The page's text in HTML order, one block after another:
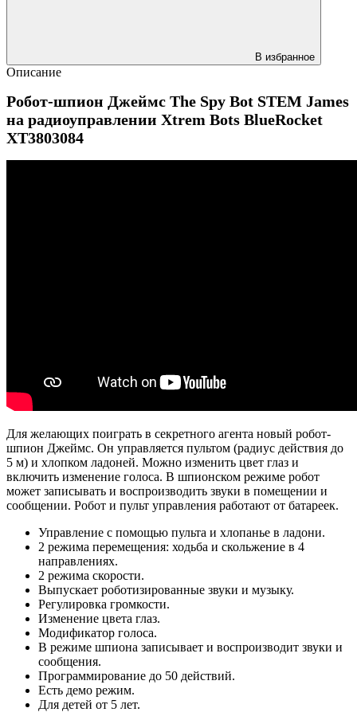
В избранное
Описание
Робот-шпион Джеймс The Spy Bot STEM James
на радиоуправлении Xtrem Bots BlueRocket
XT3803084
Для желающих поиграть в секретного агента новый робот-
шпион Джеймс. Он управляется пультом (радиус действия до
5 м) и хлопком ладоней. Можно изменить цвет глаз и
включить изменение голоса. В шпионском режиме робот
может записывать и воспроизводить звуки в помещении и
сообщении. Робот и пульт управления работают от батареек.
Управление с помощью пульта и хлопанье в ладони.
2 режима перемещения: ходьба и скольжение в 4
направлениях.
2 режима скорости.
Выпускает роботизированные звуки и музыку.
Регулировка громкости.
Изменение цвета глаз.
Модификатор голоса.
В режиме шпиона записывает и воспроизводит звуки и
сообщения.
Программирование до 50 действий.
Есть демо режим.
Для детей от 5 лет.